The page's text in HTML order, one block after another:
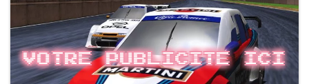
Votre publicite ici